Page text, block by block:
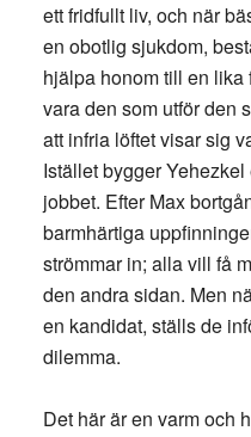
ett fridfullt liv, och när
en obotlig sjukdom,
hjälpa honom till en
vara den som utför den
att infria löftet visar sig
Istället bygger
jobbet. Efter Max
barmhärtiga
strömmar in; alla vill få
den andra sidan. Men
en kandidat, ställs de
dilemma.
Det här är en varm och